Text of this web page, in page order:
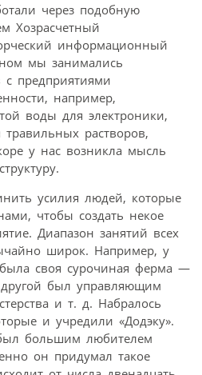
через подобную
Хозрасчетный
информационный
мы занимались
с предприятиями
например,
воды для электроники,
растворов,
у нас возникла мысль
усилия людей, которые
чтобы создать некое
Диапазон занятий всех
широк. Например, у
была своя сурочиная ферма —
был управляющим
и т. д. Набралось
и учредили «Додэку».
большим любителем
он придумал такое